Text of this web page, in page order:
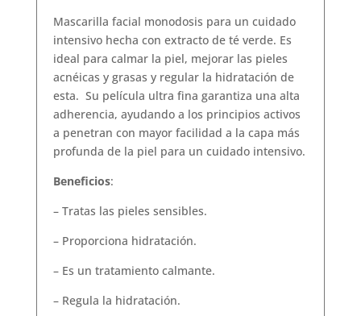
Mascarilla facial monodosis para un cuidado
intensivo hecha con extracto de té verde. Es
ideal para calmar la piel, mejorar las pieles
acnéicas y grasas y regular la hidratación de
esta. Su película ultra fina garantiza una alta
adherencia, ayudando a los principios activos
a penetran con mayor facilidad a la capa más
profunda de la piel para un cuidado intensivo.
Beneficios:
– Tratas las pieles sensibles.
– Proporciona hidratación.
– Es un tratamiento calmante.
– Regula la hidratación.